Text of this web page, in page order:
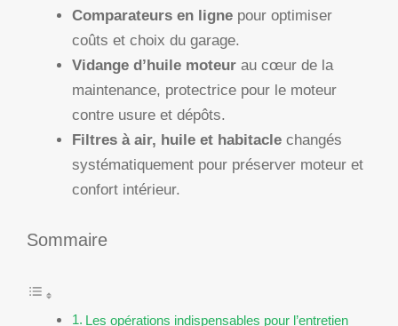
Comparateurs en ligne pour optimiser
coûts et choix du garage.
Vidange d’huile moteur au cœur de la
maintenance, protectrice pour le moteur
contre usure et dépôts.
Filtres à air, huile et habitacle changés
systématiquement pour préserver moteur et
confort intérieur.
Sommaire
Les opérations indispensables pour l’entretien